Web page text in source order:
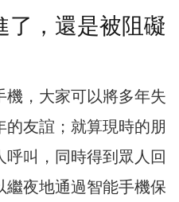
了，還是被阻礙
機，大家可以將多年失
友誼；就算現時的朋
叫，同時得到眾人回
繼夜地通過智能手機保